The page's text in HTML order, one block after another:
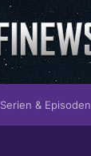
Serien & Episoden